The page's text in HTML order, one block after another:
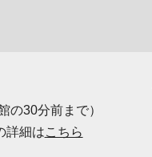
の30分前まで）
詳細はこちら